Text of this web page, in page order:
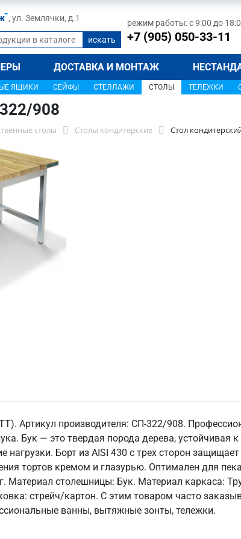
, ул. Землячки, д.1 режим работы: с 9:00 до
+7 (905) 050-33-11
ДОСТАВКА И МОНТАЖ
ЯЩИКИ СЕЙФЫ СТЕЛЛАЖИ СТОЛЫ ТЕЛЕЖКИ
908
столы Столы кондитерские Стол
Артикул производителя: СП-322/908.
Бук — это твердая порода дерева,
Борт из AISI 430 с трех сторон
тортов кремом и глазурью. Оптимален для
столешницы: Бук. Материал каркаса:
стрейч/картон. С этим товаром часто
ванны, вытяжные зонты, тележки.